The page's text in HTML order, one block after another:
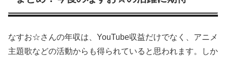
なすお☆さんの年収は、YouTube収益だけでなく、アニメ
主題歌などの活動からも得られていると思われます。しか